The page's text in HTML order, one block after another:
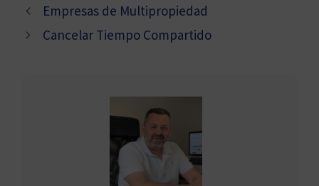
Empresas de Multipropiedad
Cancelar Tiempo Compartido